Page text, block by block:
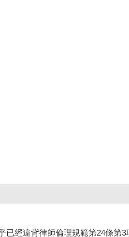
已經違背律師倫理規範第24條第